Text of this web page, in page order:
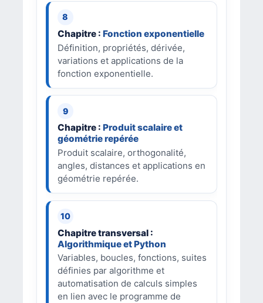
Chapitre :Fonction exponentielle
Définition, propriétés, dérivée,
variations et applications de la
fonction exponentielle.
Chapitre :Produit scalaire et
géométrie repérée
Produit scalaire, orthogonalité,
angles, distances et applications en
géométrie repérée.
Chapitre transversal :
Algorithmique et Python
Variables, boucles, fonctions, suites
définies par algorithme et
automatisation de calculs simples
en lien avec le programme de